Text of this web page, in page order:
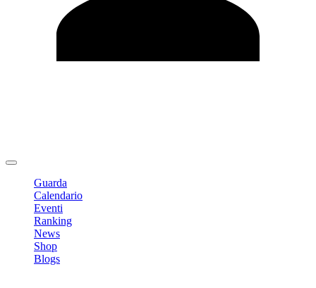
Guarda
Calendario
Eventi
Ranking
News
Shop
Blogs